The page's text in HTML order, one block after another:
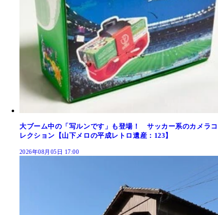
大ブーム中の「写ルンです」も登場！ サッカー系のカメラコ
レクション【山下メロの平成レトロ遺産：123】
2026年08月05日 17:00